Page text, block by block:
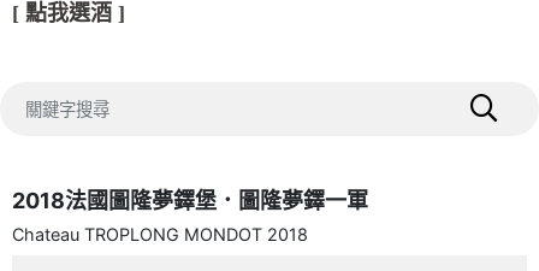
[ 點我選酒 ]
2018法國圖隆夢鐸堡．圖隆夢鐸一軍
Chateau TROPLONG MONDOT 2018